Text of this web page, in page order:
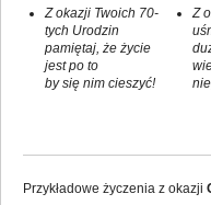
Z okazji Twoich 70-
tych Urodzin
pamiętaj, że życie
jest po to
by się nim cieszyć!
Z
Przykładowe życzenia z okazji